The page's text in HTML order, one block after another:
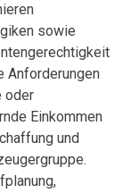
sowie
Anforderungen
oder
Einkommen
und